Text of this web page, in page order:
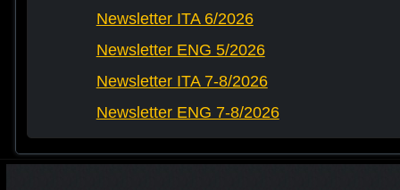
Newsletter ITA 6/2026
Newsletter ENG 5/2026
Newsletter ITA 7-8/2026
Newsletter ENG 7-8/2026